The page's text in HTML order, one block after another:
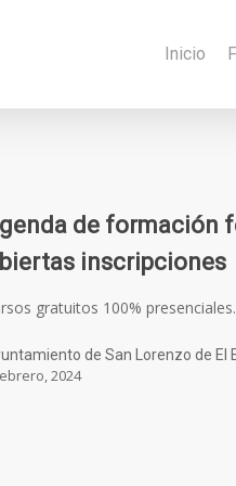
Inicio
de formación
inscripciones
gratuitos 100%
de San Lorenzo de El
2024